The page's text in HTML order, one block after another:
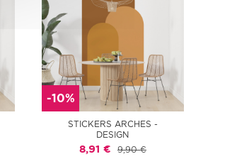
-10%
STICKERS ARCHES -
DESIGN
8,91 € 9,90 €